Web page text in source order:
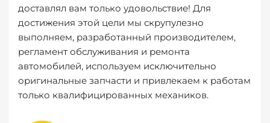
доставлял вам только удовольствие! Для
достижения этой цели мы скрупулезно
выполняем, разработанный производителем,
регламент обслуживания и ремонта
автомобилей, используем исключительно
оригинальные запчасти и привлекаем к работам
только квалифицированных механиков.